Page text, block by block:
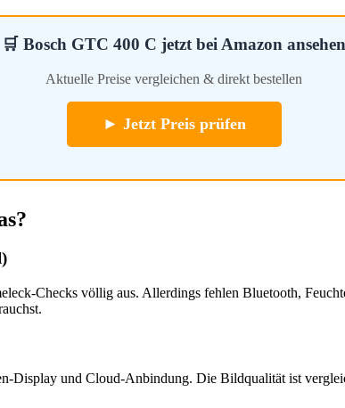
🛒 Bosch GTC 400 C jetzt bei Amazon ansehen
Aktuelle Preise vergleichen & direkt bestellen
► Jetzt Preis prüfen
Checks völlig aus. Allerdings fehlen Bluetooth,
Display und Cloud-Anbindung. Die Bildqualität ist